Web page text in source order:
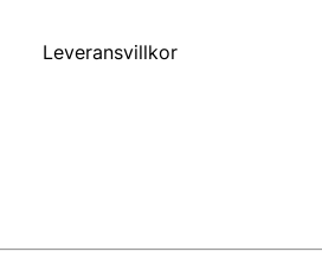
Leveransvillkor